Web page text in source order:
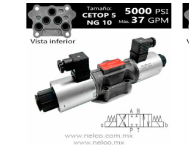
Agregar
a la
Lista de
deseos